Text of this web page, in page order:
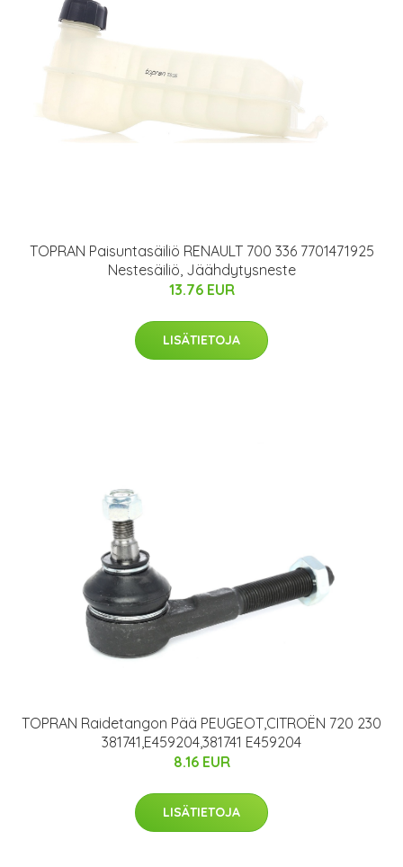
TOPRAN Paisuntasäiliö RENAULT 700 336 7701471925
Nestesäiliö, Jäähdytysneste
13.76 EUR
LISÄTIETOJA
TOPRAN Raidetangon Pää PEUGEOT,CITROËN 720 230
381741,E459204,381741 E459204
8.16 EUR
LISÄTIETOJA